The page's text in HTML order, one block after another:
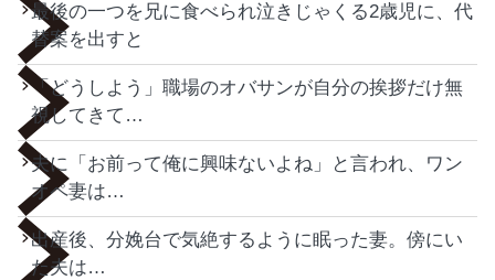
最後の一つを兄に食べられ泣きじゃくる2歳児に、代
替案を出すと
「どうしよう」職場のオバサンが自分の挨拶だけ無
視してきて…
夫に「お前って俺に興味ないよね」と言われ、ワン
オペ妻は…
出産後、分娩台で気絶するように眠った妻。傍にい
た夫は…